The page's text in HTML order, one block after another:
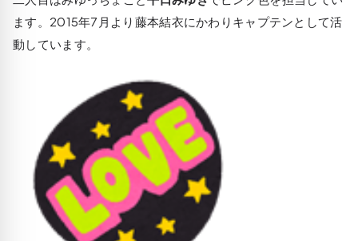
ます。2015年7月より藤本結衣にかわりキャプテンとして活
動しています。